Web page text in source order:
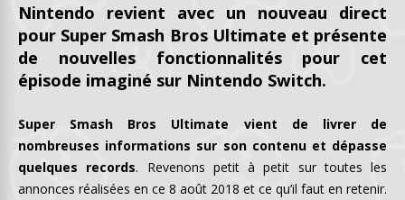
Nintendo revient avec un nouveau direct
pour Super Smash Bros Ultimate et présente
de nouvelles fonctionnalités pour cet
épisode imaginé sur Nintendo Switch.
Super Smash Bros Ultimate vient de livrer de
nombreuses informations sur son contenu et dépasse
quelques records. Revenons petit à petit sur toutes les
annonces réalisées en ce 8 août 2018 et ce qu’il faut en retenir.